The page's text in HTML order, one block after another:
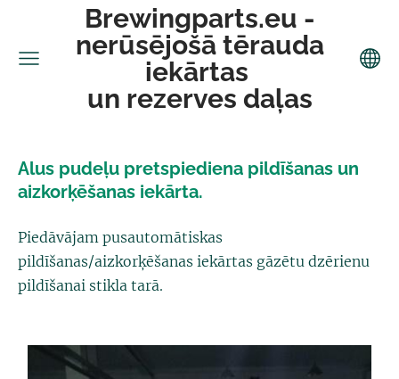
Brewingparts.eu -
nerūsējošā tērauda
iekārtas
un rezerves daļas
Alus pudeļu pretspiediena pildīšanas un
aizkorķēšanas iekārta.
Piedāvājam pusautomātiskas
pildīšanas/aizkorķēšanas iekārtas gāzētu dzērienu
pildīšanai stikla tarā.